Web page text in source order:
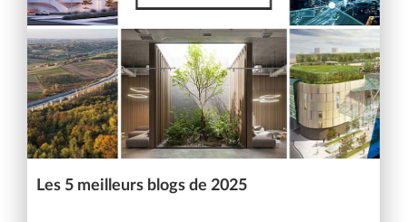
Les 5 meilleurs blogs de 2025